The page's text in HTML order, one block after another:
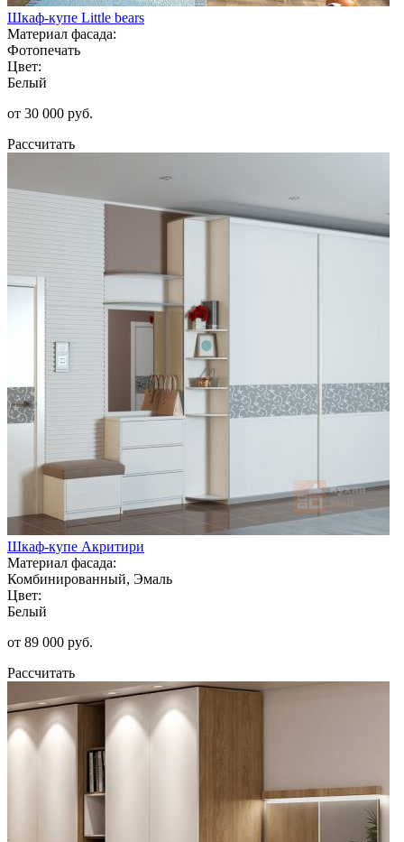
Шкаф-купе Little bears
Материал фасада:
Фотопечать
Цвет:
Белый
от 30 000 руб.
Рассчитать
Шкаф-купе Акритири
Материал фасада:
Комбинированный, Эмаль
Цвет:
Белый
от 89 000 руб.
Рассчитать